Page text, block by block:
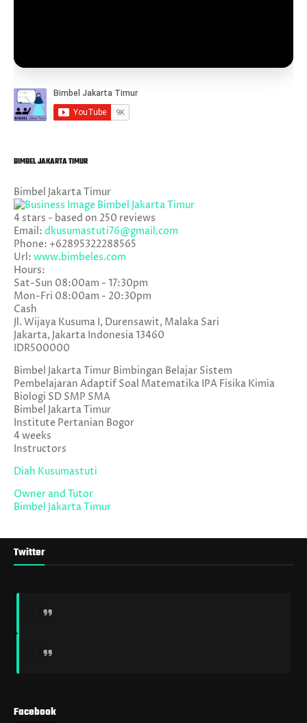
BIMBEL JAKARTA TIMUR
Bimbel Jakarta Timur
4 stars - based on 250 reviews
Email: dkusumastuti76@gmail.com
Phone: +62895322288565
Url: www.bimbeles.com
Hours:
Sat-Sun 08:00am - 17:30pm
Mon-Fri 08:00am - 20:30pm
Cash
Jl. Wijaya Kusuma I, Durensawit, Malaka Sari
Jakarta, Jakarta Indonesia13460
IDR500000
Bimbel Jakarta Timur Bimbingan Belajar Sistem
Pembelajaran Adaptif Soal Matematika IPA Fisika Kimia
Biologi SD SMP SMA
Bimbel Jakarta Timur
Institute Pertanian Bogor
4 weeks
Instructors
Diah Kusumastuti
Owner and Tutor
Bimbel Jakarta Timur
Twitter
Facebook